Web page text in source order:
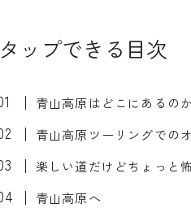
タップできる目次
青山高原はどこにあるの
青山高原ツーリングでの
楽しい道だけどちょっと
青山高原へ